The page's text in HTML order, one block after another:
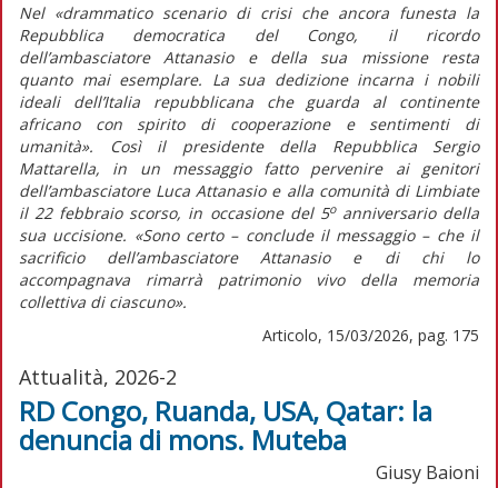
Nel «drammatico scenario di crisi che ancora funesta la
Repubblica democratica del Congo, il ricordo
dell’ambasciatore Attanasio e della sua missione resta
quanto mai esemplare. La sua dedizione incarna i nobili
ideali dell’Italia repubblicana che guarda al continente
africano con spirito di cooperazione e sentimenti di
umanità». Così il presidente della Repubblica Sergio
Mattarella, in un messaggio fatto pervenire ai genitori
dell’ambasciatore Luca Attanasio e alla comunità di Limbiate
il 22 febbraio scorso, in occasione del 5oanniversario della
sua uccisione. «Sono certo – conclude il messaggio – che il
sacrificio dell’ambasciatore Attanasio e di chi lo
accompagnava rimarrà patrimonio vivo della memoria
collettiva di ciascuno».
Articolo, 15/03/2026, pag. 175
Attualità, 2026-2
RD Congo, Ruanda, USA, Qatar: la
denuncia di mons. Muteba
Giusy Baioni